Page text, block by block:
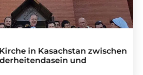
in Kasachstan zwischen
und